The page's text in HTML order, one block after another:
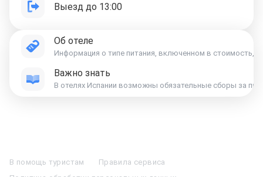
Выезд до 13:00
Об отеле
Информация о типе питания, включенном в стоимость,
Важно знать
Отели в КазаниОтели в Нижнем Новгороде
В помощь туристам
Правила сервиса